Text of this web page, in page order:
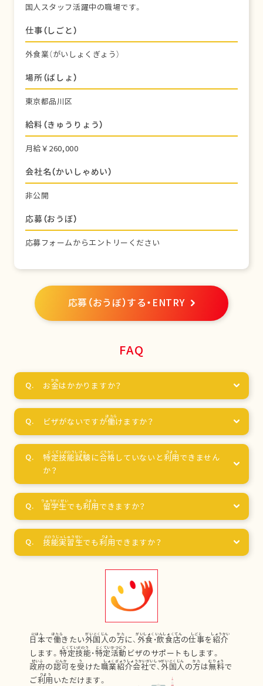
国人スタッフ活躍中の職場です。
仕事（しごと）
外食業（がいしょくぎょう）
場所（ばしょ）
東京都品川区
給料（きゅうりょう）
月給￥260,000
会社名（かいしゃめい）
非公開
応募（おうぼ）
応募フォームからエントリーください
応募（おうぼ）する・ENTRY
FAQ
お金はかかりますか？
ビザがないですが働けますか？
特定技能試験に合格 していないと利用 できません
か？
留学生でも利用 できますか？
技能実習生でも利用できますか？
日本で働きたい外国人の方に、 外食 ・飲食店の仕事を紹介
します。特定技能・特定活動 ビザのサポートもします。
政府の認可を受けた職業紹介会社で、 外国人の方は無料で
ご利用 いただけます。